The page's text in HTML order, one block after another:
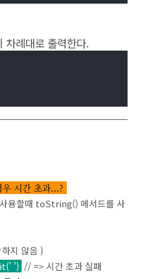
차례대로 출력한다.
시간 초과...?
용할때 toString() 메서드를 사
지 않음 )
') // => 시간 초과 실패